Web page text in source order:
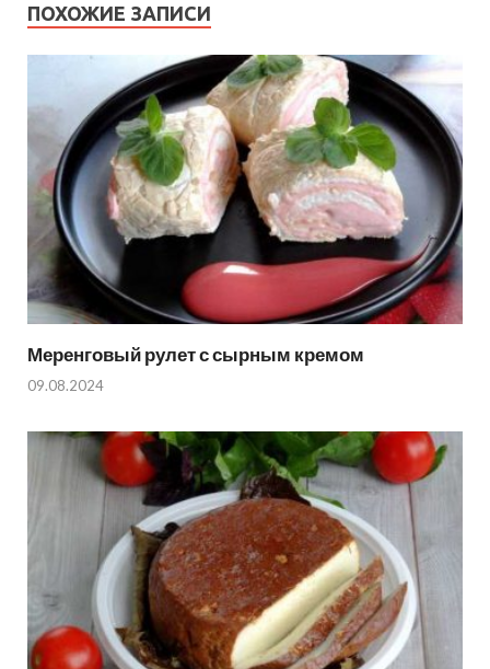
ПОХОЖИЕ ЗАПИСИ
Меренговый рулет с сырным кремом
09.08.2024